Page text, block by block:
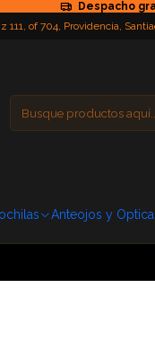
Despacho
111, of 704, Providencia,
Anteojos y Optica